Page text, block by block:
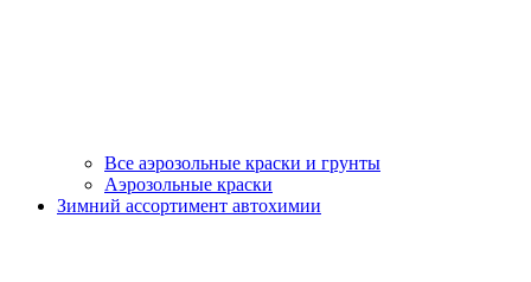
Все аэрозольные краски и грунты
Аэрозольные краски
Зимний ассортимент автохимии